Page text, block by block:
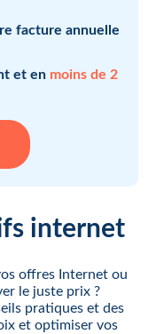
facture annuelle
et en moins de 2
internet
offres Internet ou
le juste prix ?
pratiques et des
et optimiser vos